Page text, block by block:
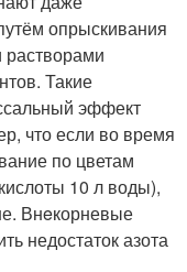
опрыскивания
Такие
эффект
что если во время
по цветам
10 л воды),
Внeкорневые
недостаток азота